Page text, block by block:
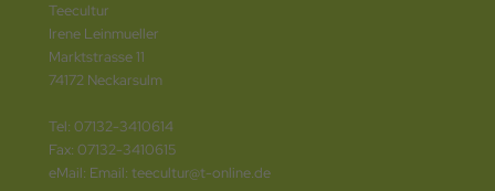
Teecultur
Irene Leinmueller
Marktstrasse 11
74172 Neckarsulm
Tel: 07132-3410614
Fax: 07132-3410615
eMail: Email: teecultur@t-online.de